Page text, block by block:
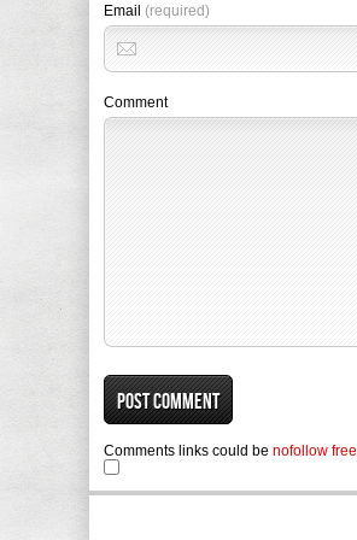
Email (required)
Comment
Comments links could be nofollow free